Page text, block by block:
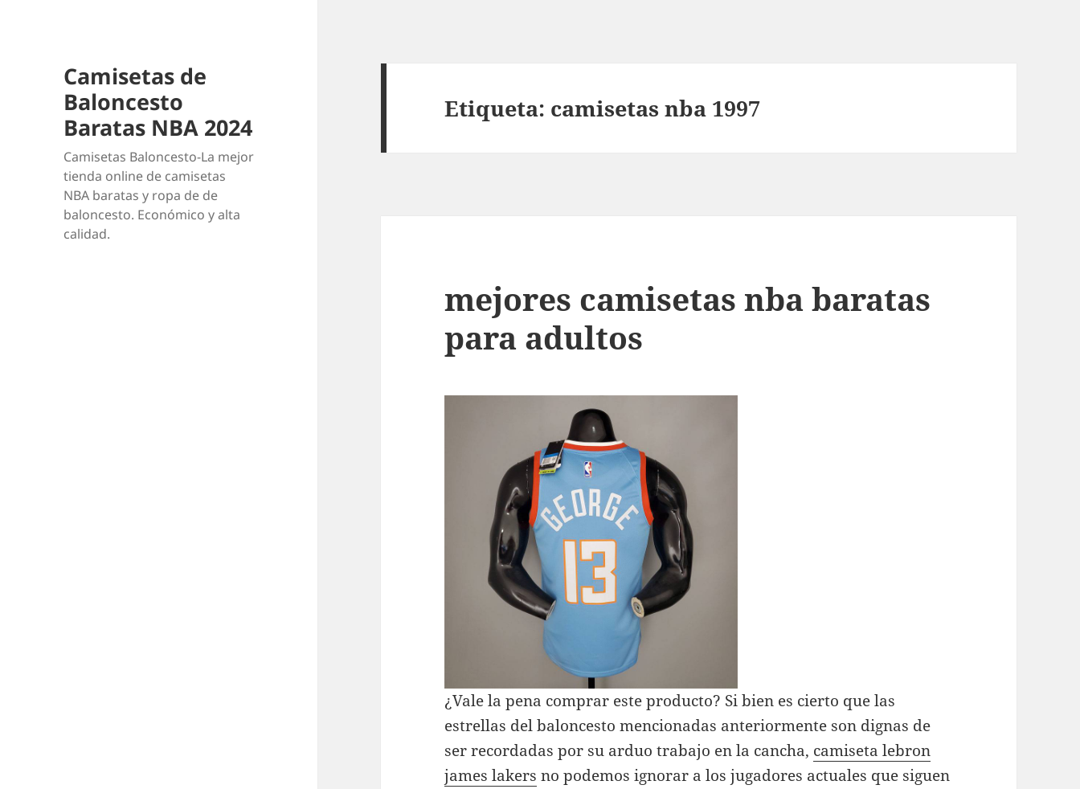
Camisetas de
Baloncesto
Baratas NBA 2024
Camisetas Baloncesto-La mejor
tienda online de camisetas
NBA baratas y ropa de de
baloncesto. Económico y alta
calidad.
Etiqueta: camisetas nba 1997
mejores camisetas nba baratas
para adultos
¿Vale la pena comprar este producto? Si bien es cierto que las
estrellas del baloncesto mencionadas anteriormente son dignas de
ser recordadas por su arduo trabajo en la cancha, camiseta lebron
james lakers no podemos ignorar a los jugadores actuales que siguen